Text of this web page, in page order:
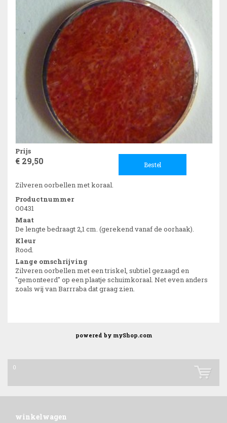
Prijs
€ 29,50 Bestel
Zilveren oorbellen met koraal.
Productnummer
O0431
Maat
De lengte bedraagt 2,1 cm. (gerekend vanaf de oorhaak).
Kleur
Rood.
Lange omschrijving
Zilveren oorbellen met een triskel, subtiel gezaagd en
"gemonteerd" op een plaatje schuimkoraal. Net even anders
zoals wij van Barrraba dat graag zien.
powered by myShop.com
0
winkelwagen